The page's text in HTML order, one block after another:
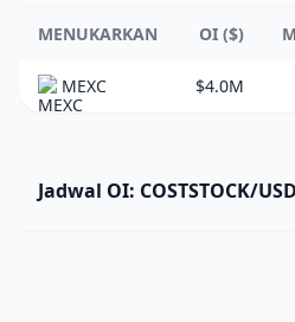
MENUKARKAN OI ($)
MEXC $4.0M
Jadwal OI: COSTSTOCK/